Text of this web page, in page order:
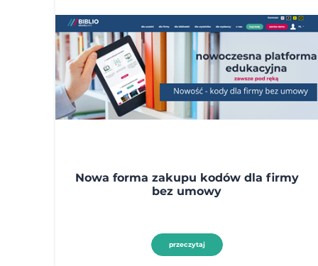
Nowa forma zakupu kodów dla firmy
bez umowy
przeczytaj